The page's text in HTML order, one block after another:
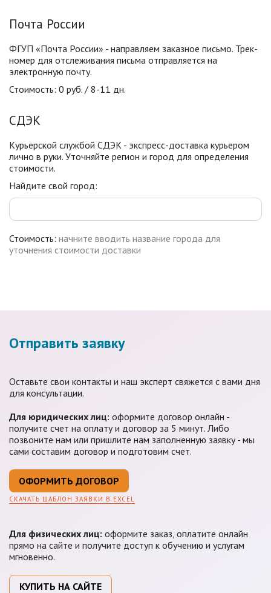
Почта России
ФГУП «Почта России» - направляем заказное письмо. Трек-
номер для отслеживания письма отправляется на
электронную почту.
Стоимость: 0 руб. / 8-11 дн.
СДЭК
Курьерской службой СДЭК - экспресс-доставка курьером
лично в руки. Уточняйте регион и город для определения
стоимости.
Найдите свой город:
Стоимость: начните вводить название города для
уточнения стоимости доставки
Отправить заявку
Оставьте свои контакты и наш эксперт свяжется с вами дня
для консультации.
Для юридических лиц: оформите договор онлайн -
получите счет на оплату и договор за 5 минут. Либо
позвоните нам или пришлите нам заполненную заявку - мы
сами составим договор и подготовим счет.
ОФОРМИТЬ ДОГОВОР
СКАЧАТЬ ШАБЛОН ЗАЯВКИ В EXCEL
Для физических лиц: оформите заказ, оплатите онлайн
прямо на сайте и получите доступ к обучению и услугам
мгновенно.
КУПИТЬ НА САЙТЕ